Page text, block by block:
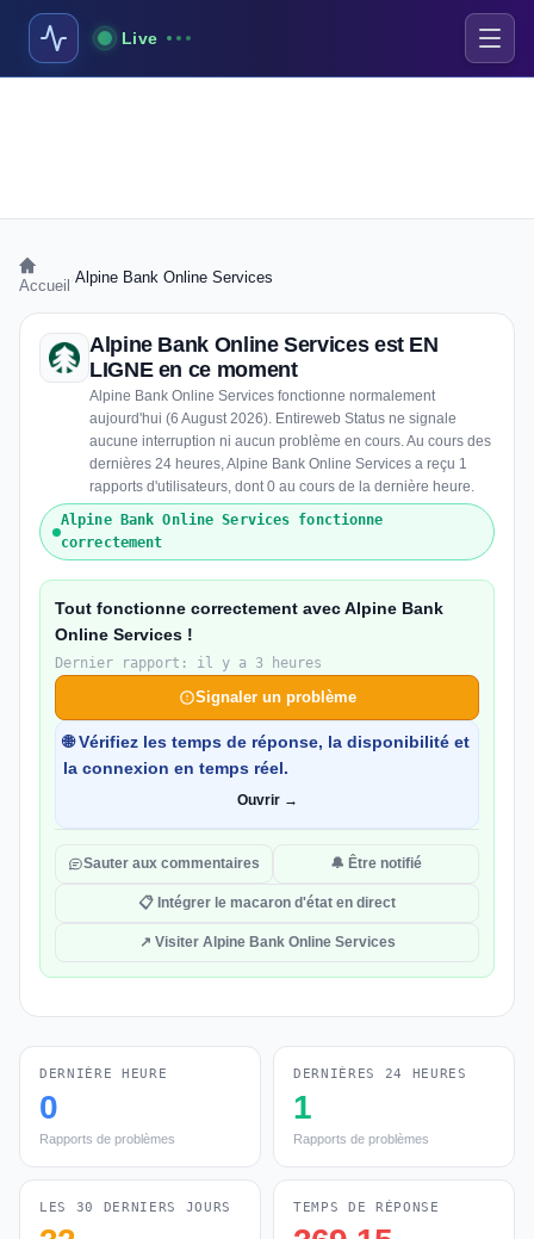
Live
Accueil Alpine Bank Online Services
Alpine Bank Online Services est EN
LIGNE en ce moment
Alpine Bank Online Services fonctionne normalement
aujourd'hui (6 August 2026). Entireweb Status ne signale
aucune interruption ni aucun problème en cours. Au cours des
dernières 24 heures, Alpine Bank Online Services a reçu 1
rapports d'utilisateurs, dont 0 au cours de la dernière heure.
Alpine Bank Online Services fonctionne
correctement
Tout fonctionne correctement avec Alpine Bank
Online Services !
Dernier rapport: il y a 3 heures
Signaler un problème
🌐 Vérifiez les temps de réponse, la disponibilité et
la connexion en temps réel.
Ouvrir →
Sauter aux commentaires 🔔 Être notifié
📋 Intégrer le macaron d'état en direct
↗ Visiter Alpine Bank Online Services
DERNIÈRE HEURE
0
Rapports de problèmes
DERNIÈRES 24 HEURES
1
Rapports de problèmes
LES 30 DERNIERS JOURS TEMPS DE RÉPONSE